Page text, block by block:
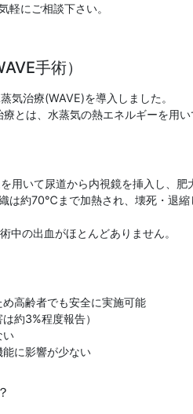
軽にご相談下さい。
手術）
気治療(WAVE)を導入しました。
とは、水蒸気の熱エネルギーを用
用いて尿道から内視鏡を挿入し、
は約70℃まで加熱され、壊死・退
中の出血がほとんどありません。
高齢者でも安全に実施可能
約3%程度報告）
い
に影響が少ない